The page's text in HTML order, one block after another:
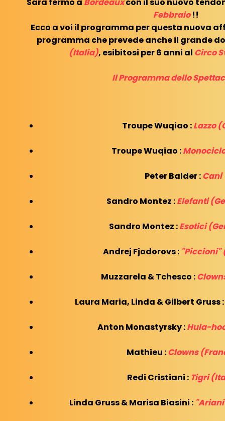
Febbraio!!
Ecco a voi il programma per questa nuova
programma che prevede anche il grande
(Italia), esibitosi per 6 anni al Circo
Il Programma dello
Troupe Wuqiao :Lazzo
Troupe Wuqiao :
Peter Balder :Cani
Sandro Montez :Elefanti
Sandro Montez :Esotici
Andrej Fjodorovs : "Piccioni"
Muzzarela & Tchesco :
Laura Maria, Linda & Gilbert Gruss :
Anton Monastyrsky :Hula-
Mathieu :Clowns
Redi Cristiani : Tigri
Linda Gruss & Marisa Biasini :